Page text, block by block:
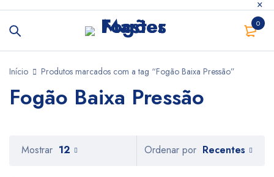
0
Início Produtos marcados com a tag “Fogão Baixa Pressão”
Fogão Baixa Pressão
Ordenar por Recentes
Mostrar 12